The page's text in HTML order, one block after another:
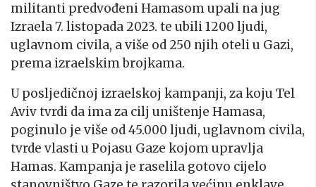
militanti predvođeni Hamasom upali na jug
Izraela 7. listopada 2023. te ubili 1200 ljudi,
uglavnom civila, a više od 250 njih oteli u Gazi,
prema izraelskim brojkama.
U posljedičnoj izraelskoj kampanji, za koju Tel
Aviv tvrdi da ima za cilj uništenje Hamasa,
poginulo je više od 45.000 ljudi, uglavnom civila,
tvrde vlasti u Pojasu Gaze kojom upravlja
Hamas. Kampanja je raselila gotovo cijelo